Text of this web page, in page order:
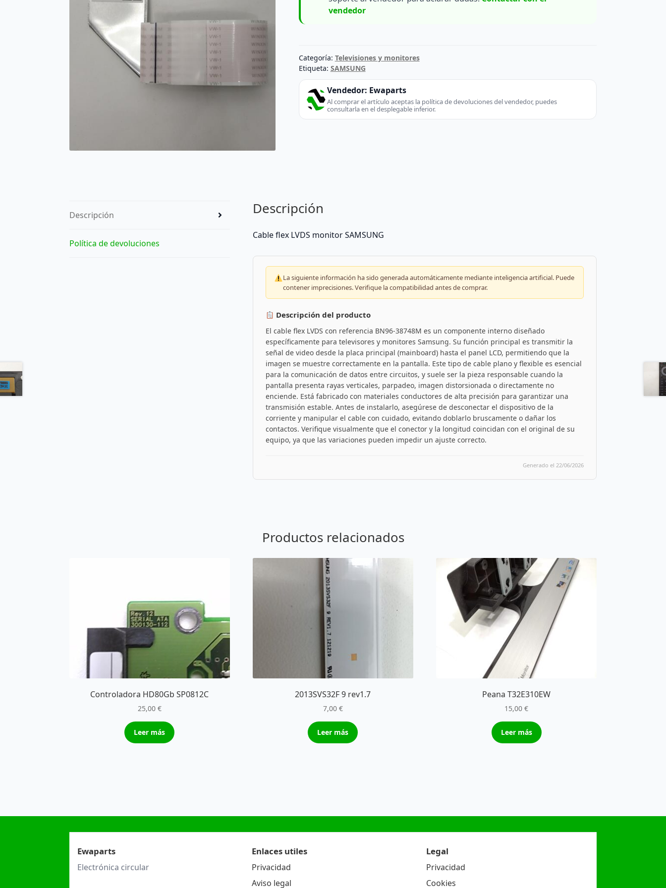
vendedor
Categoría: Televisiones y monitores
Etiqueta: SAMSUNG
Vendedor: Ewaparts
Al comprar el artículo aceptas la política de devoluciones del vendedor, puedes
consultarla en el desplegable inferior.
Descripción
Política de devoluciones
Descripción
Cable flex LVDS monitor SAMSUNG
La siguiente información ha sido generada automáticamente mediante inteligencia artificial. Puede
contener imprecisiones. Verifique la compatibilidad antes de comprar.
Descripción del producto
El cable flex LVDS con referencia BN96-38748M es un componente interno diseñado
específicamente para televisores y monitores Samsung. Su función principal es transmitir la
señal de video desde la placa principal (mainboard) hasta el panel LCD, permitiendo que la
imagen se muestre correctamente en la pantalla. Este tipo de cable plano y flexible es esencial
para la comunicación de datos entre circuitos, y suele ser la pieza responsable cuando la
pantalla presenta rayas verticales, parpadeo, imagen distorsionada o directamente no
enciende. Está fabricado con materiales conductores de alta precisión para garantizar una
transmisión estable. Antes de instalarlo, asegúrese de desconectar el dispositivo de la
corriente y manipular el cable con cuidado, evitando doblarlo bruscamente o dañar los
contactos. Verifique visualmente que el conector y la longitud coincidan con el original de su
equipo, ya que las variaciones pueden impedir un ajuste correcto.
Generado el 22/06/2026
Productos relacionados
Controladora HD80Gb SP0812C
25,00 €
Leer más
2013SVS32F 9 rev1.7
7,00 €
Leer más
Peana T32E310EW
15,00€
Leer más
Ewaparts
Electrónica circular
Enlaces utiles
Privacidad
Aviso legal
Legal
Privacidad
Cookies